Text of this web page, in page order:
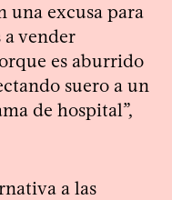
una excusa para
vender
es aburrido
suero a un
de hospital”,
a las